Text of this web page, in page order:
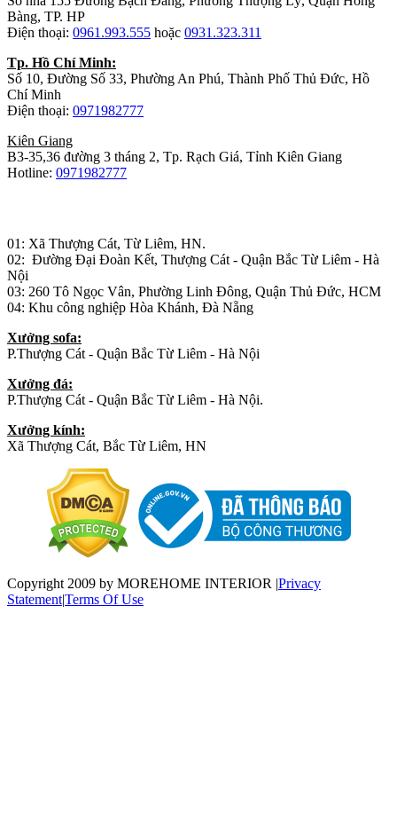
Bàng, TP. HP
Điện thoại: 0961.993.555 hoặc 0931.323.311
Tp. Hồ Chí Minh:
Số 10, Đường Số 33, Phường An Phú, Thành Phố Thủ Đức, Hồ
Chí Minh
Điện thoại: 0971982777
Kiên Giang
B3-35,36 đường 3 tháng 2, Tp. Rạch Giá, Tỉnh Kiên Giang
Hotline: 0971982777
01: Xã Thượng Cát, Từ Liêm, HN.
02: Đường Đại Đoàn Kết, Thượng Cát - Quận Bắc Từ Liêm - Hà
Nội
03: 260 Tô Ngọc Vân, Phường Linh Đông, Quận Thủ Đức, HCM
04: Khu công nghiệp Hòa Khánh, Đà Nẵng
Xưởng sofa:
P.Thượng Cát - Quận Bắc Từ Liêm - Hà Nội
Xưởng đá:
P.Thượng Cát - Quận Bắc Từ Liêm - Hà Nội.
Xưởng kính:
Xã Thượng Cát, Bắc Từ Liêm, HN
Copyright 2009 by MOREHOME INTERIOR |Privacy
Statement|Terms Of Use